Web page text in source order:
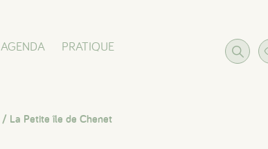
AGENDA PRATIQUE
/ La Petite île de Chenet